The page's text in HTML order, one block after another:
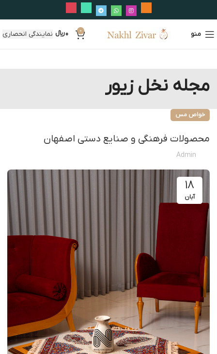
منو 0
0﷼ نمایندگی انحصاری
مجله نخل زیور
خواص مس
محصولات فرهنگی و صنایع دستی اصفهان
Admin
۱۸
آبان